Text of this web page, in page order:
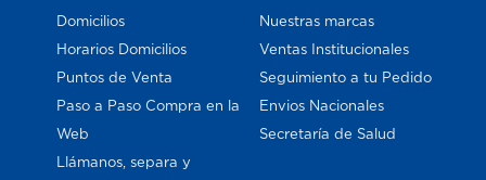
Domicilios
Horarios Domicilios
Puntos de Venta
Paso a Paso Compra en la
Web
Llámanos, separa y
Nuestras marcas
Ventas Institucionales
Seguimiento a tu Pedido
Envios Nacionales
Secretaría de Salud